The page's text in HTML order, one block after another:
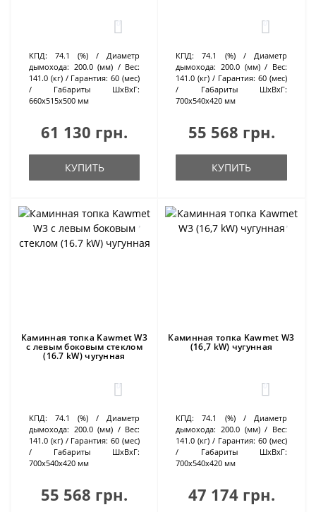
0
КПД: 74.1 (%)
Диаметр
дымохода: 200.0 (мм)
Вес:
141.0 (кг)
Гарантия: 60 (мес)
Габариты ШхВхГ:
660х515х500 мм
61 130 грн.
КУПИТЬ
0
КПД: 74.1 (%)
Диаметр
дымохода: 200.0 (мм)
Вес:
141.0 (кг)
Гарантия: 60 (мес)
Габариты ШхВхГ:
700х540х420 мм
55 568 грн.
КУПИТЬ
Каминная топка Kawmet W3
с левым боковым стеклом
(16.7 kW) чугунная
0
КПД: 74.1 (%)
Диаметр
дымохода: 200.0 (мм)
Вес:
141.0 (кг)
Гарантия: 60 (мес)
Габариты ШхВхГ:
700х540х420 мм
55 568 грн.
Каминная топка Kawmet W3
(16,7 kW) чугунная
0
КПД: 74.1 (%)
Диаметр
дымохода: 200.0 (мм)
Вес:
141.0 (кг)
Гарантия: 60 (мес)
Габариты ШхВхГ:
700х540х420 мм
47 174 грн.